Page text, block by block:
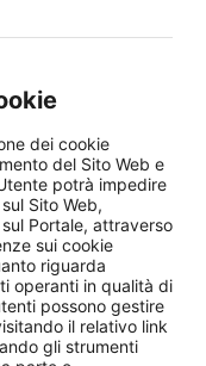
dei cookie
del Sito Web e
potrà impedire
Sito Web,
Portale, attraverso
sui cookie
riguarda
operanti in qualità di
possono gestire
il relativo link
gli strumenti